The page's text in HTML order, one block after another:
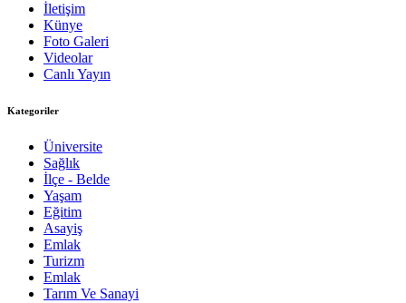
İletişim
Künye
Foto Galeri
Videolar
Canlı Yayın
Kategoriler
Üniversite
Sağlık
İlçe - Belde
Yaşam
Eğitim
Asayiş
Emlak
Turizm
Emlak
Tarım Ve Sanayi